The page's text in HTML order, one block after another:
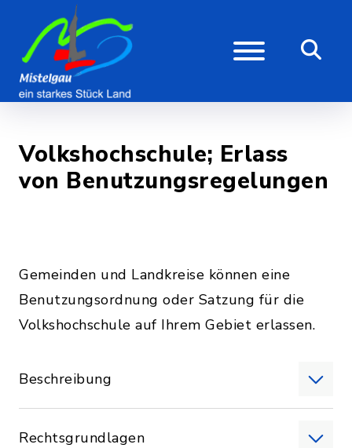
Volkshochschule; Erlass
von Benutzungsregelungen
Gemeinden und Landkreise können eine
Benutzungsordnung oder Satzung für die
Volkshochschule auf Ihrem Gebiet erlassen.
Beschreibung
Rechtsgrundlagen